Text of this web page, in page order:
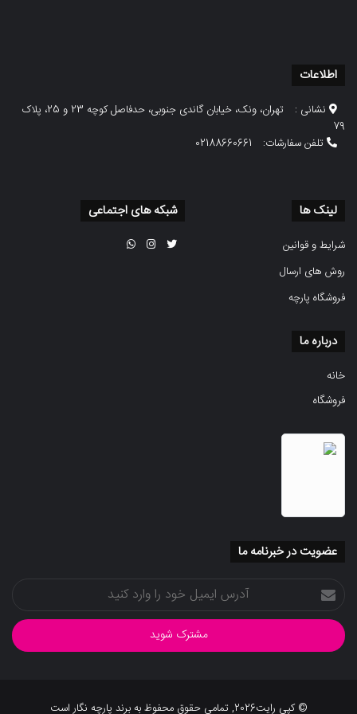
اطلاعات
نشانی :
تهران، ونک، خیابان گاندی جنوبی، حدفاصل کوچه 23 و 25، پلاک
79
تلفن سفارشات:
02188660661
لینک ها
شرایط و قوانین
روش های ارسال
فروشگاه پارچه
شبکه های اجتماعی
درباره ما
خانه
فروشگاه
عضویت در خبرنامه ما
آدرس
ایمیل
خود
را
وارد
© کپی رایت2026, تمامی حقوق محفوظ به برند پارچه نگار است